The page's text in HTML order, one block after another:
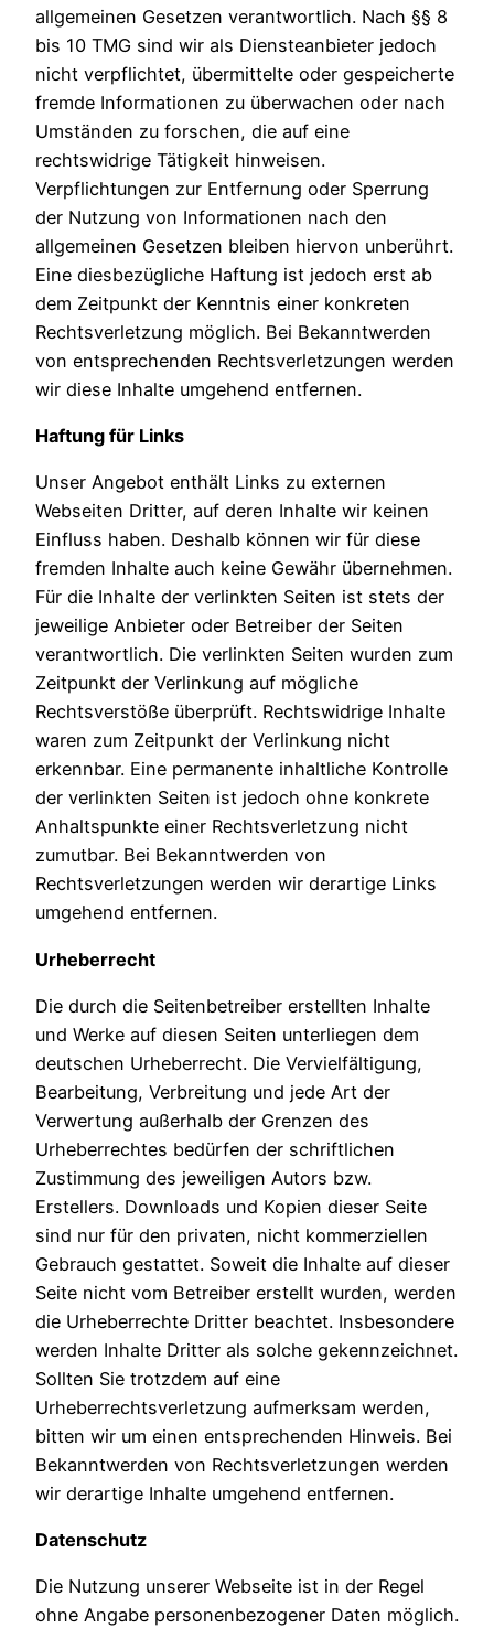
allgemeinen Gesetzen verantwortlich. Nach §§ 8
bis 10 TMG sind wir als Diensteanbieter jedoch
nicht verpflichtet, übermittelte oder gespeicherte
fremde Informationen zu überwachen oder nach
Umständen zu forschen, die auf eine
rechtswidrige Tätigkeit hinweisen.
Verpflichtungen zur Entfernung oder Sperrung
der Nutzung von Informationen nach den
allgemeinen Gesetzen bleiben hiervon unberührt.
Eine diesbezügliche Haftung ist jedoch erst ab
dem Zeitpunkt der Kenntnis einer konkreten
Rechtsverletzung möglich. Bei Bekanntwerden
von entsprechenden Rechtsverletzungen werden
wir diese Inhalte umgehend entfernen.
Haftung für Links
Unser Angebot enthält Links zu externen
Webseiten Dritter, auf deren Inhalte wir keinen
Einfluss haben. Deshalb können wir für diese
fremden Inhalte auch keine Gewähr übernehmen.
Für die Inhalte der verlinkten Seiten ist stets der
jeweilige Anbieter oder Betreiber der Seiten
verantwortlich. Die verlinkten Seiten wurden zum
Zeitpunkt der Verlinkung auf mögliche
Rechtsverstöße überprüft. Rechtswidrige Inhalte
waren zum Zeitpunkt der Verlinkung nicht
erkennbar. Eine permanente inhaltliche Kontrolle
der verlinkten Seiten ist jedoch ohne konkrete
Anhaltspunkte einer Rechtsverletzung nicht
zumutbar. Bei Bekanntwerden von
Rechtsverletzungen werden wir derartige Links
umgehend entfernen.
Urheberrecht
Die durch die Seitenbetreiber erstellten Inhalte
und Werke auf diesen Seiten unterliegen dem
deutschen Urheberrecht. Die Vervielfältigung,
Bearbeitung, Verbreitung und jede Art der
Verwertung außerhalb der Grenzen des
Urheberrechtes bedürfen der schriftlichen
Zustimmung des jeweiligen Autors bzw.
Erstellers. Downloads und Kopien dieser Seite
sind nur für den privaten, nicht kommerziellen
Gebrauch gestattet. Soweit die Inhalte auf dieser
Seite nicht vom Betreiber erstellt wurden, werden
die Urheberrechte Dritter beachtet. Insbesondere
werden Inhalte Dritter als solche gekennzeichnet.
Sollten Sie trotzdem auf eine
Urheberrechtsverletzung aufmerksam werden,
bitten wir um einen entsprechenden Hinweis. Bei
Bekanntwerden von Rechtsverletzungen werden
wir derartige Inhalte umgehend entfernen.
Datenschutz
Die Nutzung unserer Webseite ist in der Regel
ohne Angabe personenbezogener Daten möglich.